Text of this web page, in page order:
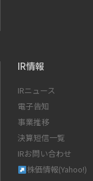
IR情報
IRニュース
電子告知
事業推移
決算短信一覧
IRお問い合わせ
株価情報(Yahoo!)